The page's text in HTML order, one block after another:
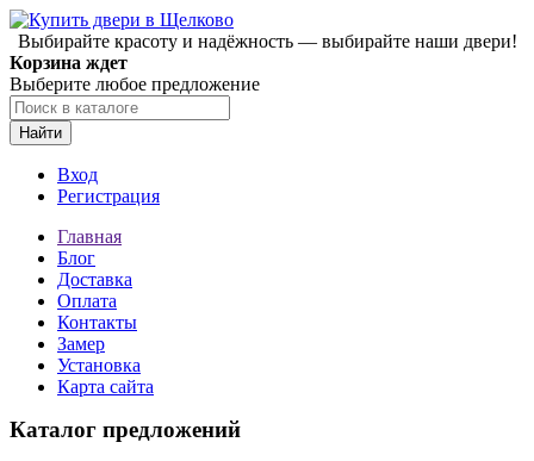
Выбирайте красоту и надёжность — выбирайте наши двери!
Корзина ждет
Выберите любое предложение
Найти
Вход
Регистрация
Главная
Блог
Доставка
Оплата
Контакты
Замер
Установка
Карта сайта
Каталог предложений